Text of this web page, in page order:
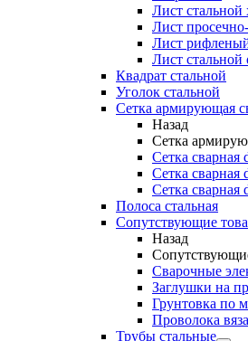
Лист стальной
Лист
Лист
Лист
Квадрат стальной
Уголок стальной
Сетка армирующая
Назад
Сетка
Сетка сварная
Сетка сварная
Сетка сварная
Полоса стальная
Сопутствующие
Назад
Сварочные
Заглушки на
Грунтовка по
Проволока
Трубы стальные